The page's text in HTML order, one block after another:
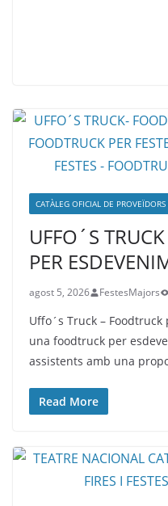
CATÀLEG OFICIAL DE
UFFO´S
PER
agost 5, 2026 FestesMajors
Uffo´s Truck –
una foodtruck per
assistents amb una
Read More